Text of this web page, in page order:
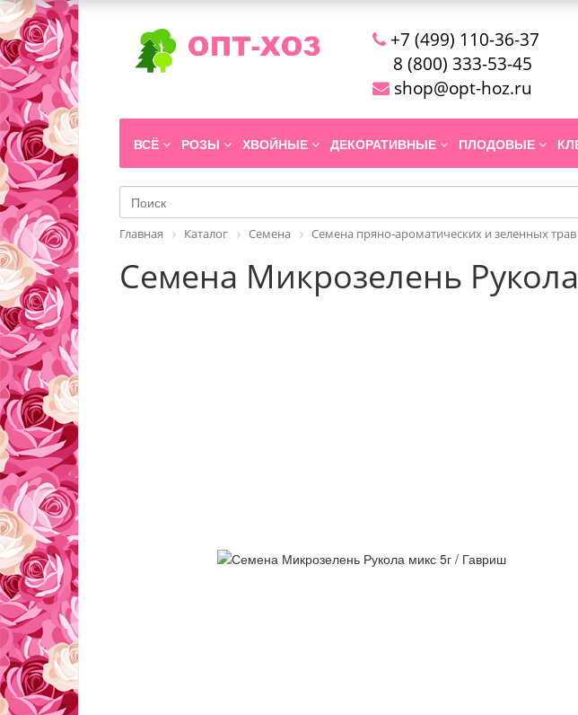
+7 (499) 110-36-37
8 (800) 333-53-45
shop@opt-hoz.ru
ВСЁ РОЗЫ ХВОЙНЫЕ ДЕКОРАТИВНЫЕ ПЛОДОВЫЕ
Главная Каталог Семена Семена пряно-ароматических и зеленных трав
Семена Микрозелень